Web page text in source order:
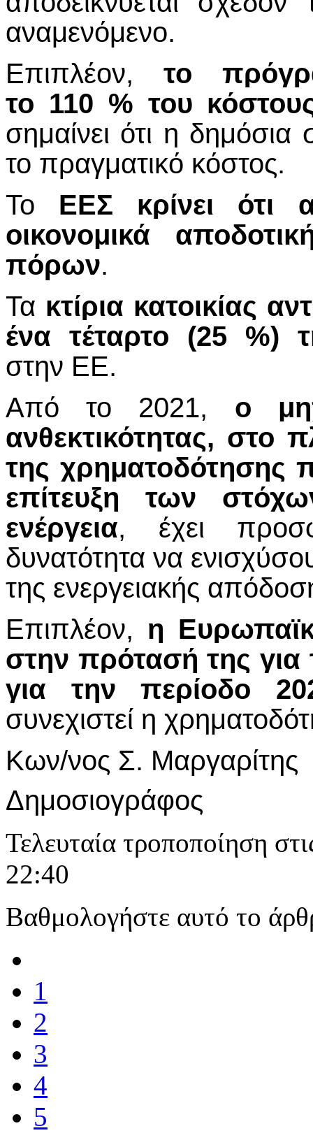
αναμενόμενο.
Επιπλέον,το
το 110 % του
σημαίνει ότι η δημόσια
το πραγματικό κόστος.
Το ΕΕΣ κρίνει ότι
οικονομικά
πόρων.
Τα κτίρια κατοικίας
ένα τέταρτο (25 %)
στην ΕΕ.
Από το 2021, ο
ανθεκτικότητας, στο
της χρηματοδότησης
επίτευξη των
ενέργεια, έχει
δυνατότητα να
της ενεργειακής
Επιπλέον, η
στην πρότασή της
για την περίοδο
συνεχιστεί η
Κων/νος Σ. Μαργαρίτης
Δημοσιογράφος
Τελευταία τροποποίηση
22:40
Βαθμολογήστε αυτό το
1
2
3
4
5